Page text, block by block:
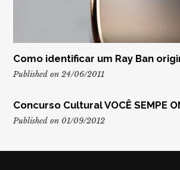
Como identificar um Ray Ban
Published on 24/06/2011
Concurso Cultural VOCÊ SEMPE
Published on 01/09/2012